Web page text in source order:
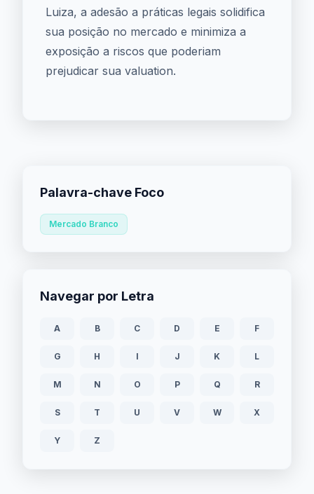
Luiza, a adesão a práticas legais solidifica
sua posição no mercado e minimiza a
exposição a riscos que poderiam
prejudicar sua valuation.
Palavra-chave Foco
Mercado Branco
Navegar por Letra
A B C D E F
G H I J K L
M N O P Q R
S T U V W X
Y Z